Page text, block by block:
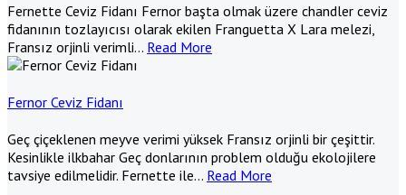
Fernette Ceviz Fidanı Fernor başta olmak üzere chandler ceviz
fidanının tozlayıcısı olarak ekilen Franguetta X Lara melezi,
Fransız orjinli verimli… Read More
Fernor Ceviz Fidanı
Geç çiçeklenen meyve verimi yüksek Fransız orjinli bir çeşittir.
Kesinlikle ilkbahar Geç donlarının problem olduğu ekolojilere
tavsiye edilmelidir. Fernette ile… Read More